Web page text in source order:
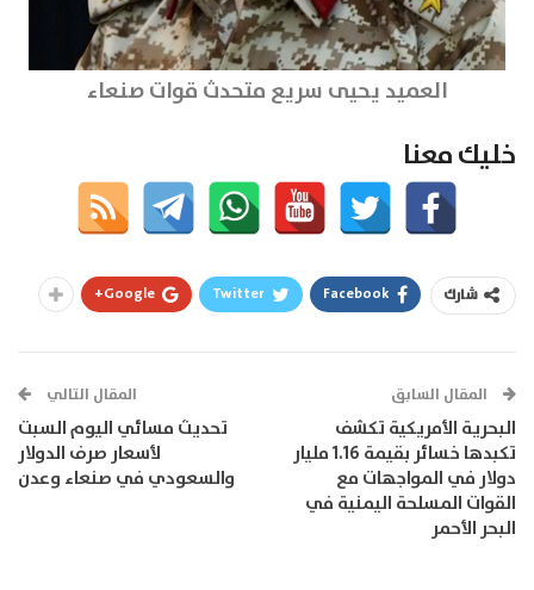
العميد يحيى سريع متحدث قوات صنعاء
خليك معنا
شارك Facebook
Twitter
Google+
المقال السابق
البحرية الأمريكية تكشف
تكبدها خسائر بقيمة 1.16 مليار
دولار في المواجهات مع
القوات المسلحة اليمنية في
البحر الأحمر
المقال التالي
تحديث مسائي اليوم السبت
لأسعار صرف الدولار
والسعودي في صنعاء وعدن